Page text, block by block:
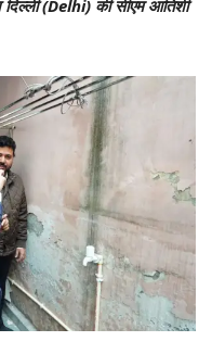
(Delhi) की सीएम आतिशी